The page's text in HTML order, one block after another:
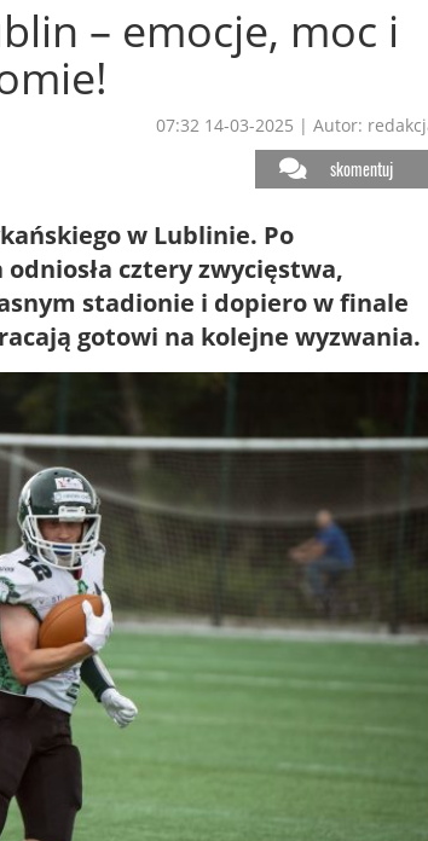
– emocje, moc i
07:32 14-03-2025 | Autor:
skomentuj
w Lublinie. Po
cztery zwycięstwa,
stadionie i dopiero w finale
gotowi na kolejne wyzwania.